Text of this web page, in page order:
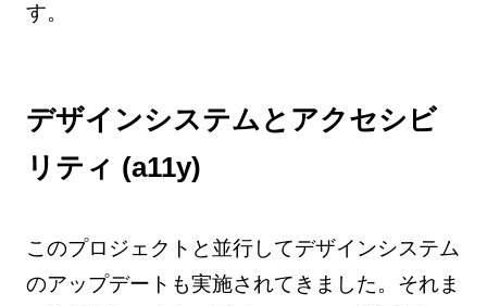
す。
デザインシステムとアクセシビ
リティ (a11y)
このプロジェクトと並行してデザインシステム
のアップデートも実施されてきました。それま